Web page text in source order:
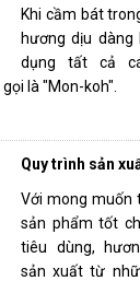
Khi cầm bát
hương dịu dàng
dụng tất cả
là "Mon-koh".
Quy trình sản
Với mong muốn
sản phẩm tốt
tiêu dùng,
sản xuất từ